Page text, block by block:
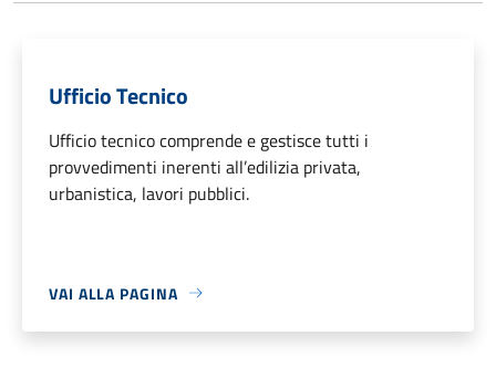
Ufficio Tecnico
Ufficio tecnico comprende e gestisce tutti i
provvedimenti inerenti all’edilizia privata,
urbanistica, lavori pubblici.
VAI ALLA PAGINA